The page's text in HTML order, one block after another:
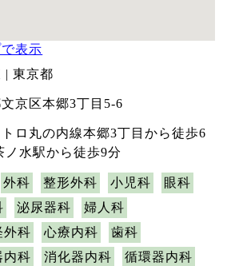
表示
東京都
京区本郷3丁目5-6
ロ丸の内線本郷3丁目から徒歩6
ノ水駅から徒歩9分
外科 整形外科 小児科
眼科
泌尿器科
婦人科
外科
心療内科
歯科
内科
消化器内科
循環器内科